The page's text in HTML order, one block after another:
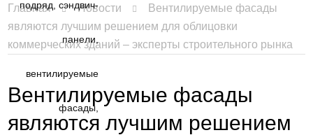
Главная Новости
Вентилируемые фасады
являются лучшим решением для облицовки
коммерческих зданий – эксперты строительного рынка
Вентилируемые фасады
являются лучшим решением